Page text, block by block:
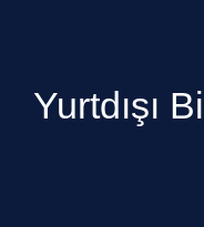
Yurtdışı